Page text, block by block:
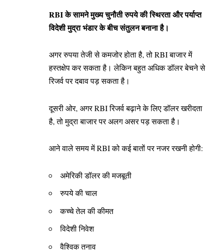
RBI के सामने मुख्य चुनौती रुपये की स्थिरता और पर्याप्त
विदेशी मुद्रा भंडार के बीच संतुलन बनाना है।
अगर रुपया तेजी से कमजोर होता है, तो RBI बाजार में
हस्तक्षेप कर सकता है। लेकिन बहुत अधिक डॉलर बेचने से
रिजर्व पर दबाव पड़ सकता है।
दूसरी ओर, अगर RBI रिजर्व बढ़ाने के लिए डॉलर खरीदता
है, तो मुद्रा बाजार पर अलग असर पड़ सकता है।
आने वाले समय में RBI को कई बातों पर नजर रखनी होगी:
अमेरिकी डॉलर की मजबूती
रुपये की चाल
कच्चे तेल की कीमत
विदेशी निवेश
वैश्विक तनाव